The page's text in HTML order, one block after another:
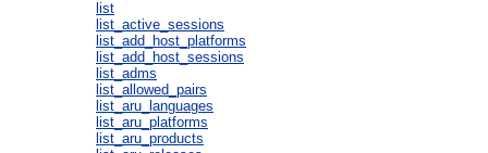
list
list_active_sessions
list_add_host_platforms
list_add_host_sessions
list_adms
list_allowed_pairs
list_aru_languages
list_aru_platforms
list_aru_products